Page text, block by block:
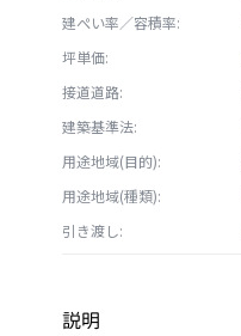
建ぺい率／容積率:
坪単価:
接道道路:
建築基準法:
用途地域(目的):
用途地域(種類):
引き渡し:
説明